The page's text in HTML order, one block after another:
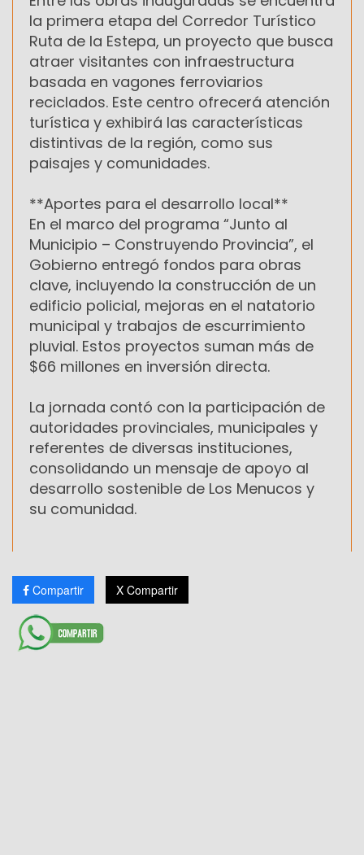
la primera etapa del Corredor Turístico
Ruta de la Estepa, un proyecto que busca
atraer visitantes con infraestructura
basada en vagones ferroviarios
reciclados. Este centro ofrecerá atención
turística y exhibirá las características
distintivas de la región, como sus
paisajes y comunidades.
**Aportes para el desarrollo local**
En el marco del programa “Junto al
Municipio – Construyendo Provincia”, el
Gobierno entregó fondos para obras
clave, incluyendo la construcción de un
edificio policial, mejoras en el natatorio
municipal y trabajos de escurrimiento
pluvial. Estos proyectos suman más de
$66 millones en inversión directa.
La jornada contó con la participación de
autoridades provinciales, municipales y
referentes de diversas instituciones,
consolidando un mensaje de apoyo al
desarrollo sostenible de Los Menucos y
su comunidad.
Compartir X Compartir